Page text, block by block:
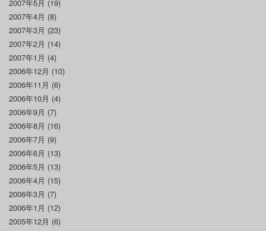
2007年5月 (19)
2007年4月 (8)
2007年3月 (23)
2007年2月 (14)
2007年1月 (4)
2006年12月 (10)
2006年11月 (6)
2006年10月 (4)
2006年9月 (7)
2006年8月 (16)
2006年7月 (9)
2006年6月 (13)
2006年5月 (13)
2006年4月 (15)
2006年3月 (7)
2006年1月 (12)
2005年12月 (6)